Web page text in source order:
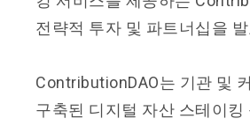
전략적 투자 및 파트너십을
ContributionDAO는 기관 및
구축된 디지털 자산 스테이킹